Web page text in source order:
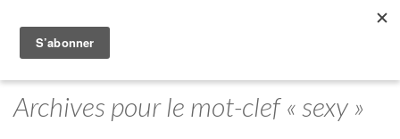
Archives pour le mot-clef « sexy »